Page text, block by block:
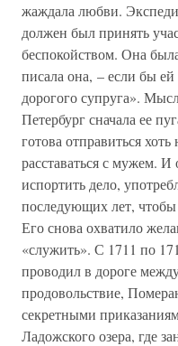
жаждала любви.
должен был принять
беспокойством. Она
писала она, – если бы
дорогого супруга».
Петербург сначала ее
готова отправиться
расставаться с мужем. И
испортить дело,
последующих лет, чтобы
Его снова охватило
«служить». С 1711 по
проводил в дороге
продовольствие,
секретными
Ладожского озера, где